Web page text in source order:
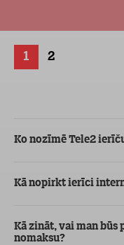
1 2
Ko nozīmē Tele2
Kā nopirkt ierīci
Kā zināt, vai man būs
nomaksu?